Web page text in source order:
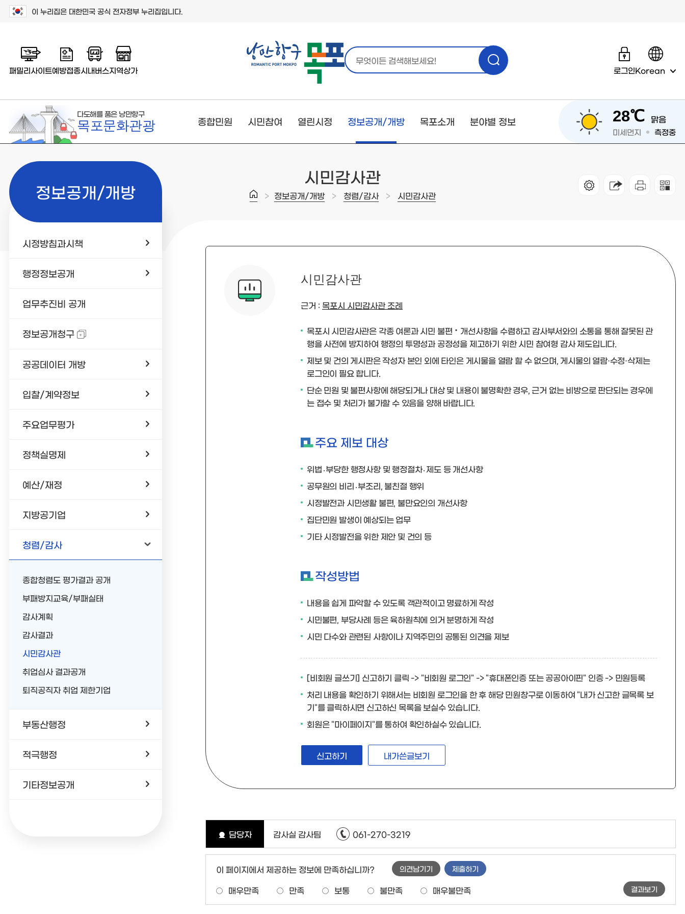
이 누리집은 대한민국 공식 전자정부 누리집입니다.
패밀리사이트예방접종시내버스지역상가 로그인Korean
다도해를 품은 낭만항구
목포문화관광 종합민원 시민참여 열린시정 정보공개/개방 목포소개 분야별 정보 28℃ 맑음
미세먼지 측정중
시민감사관
> 정보공개/개방 > 청렴/감사 > 시민감사관
정보공개/개방
시정방침과시책
행정정보공개
업무추진비 공개
정보공개청구
공공데이터 개방
입찰/계약정보
주요업무평가
정책실명제
예산/재정
지방공기업
청렴/감사
종합청렴도 평가결과 공개
부패방지교육/부패실태
감사계획
감사결과
시민감사관
취업심사 결과공개
퇴직공직자 취업 제한기업
부동산행정
적극행정
기타정보공개
시민감사관
근거 : 목포시 시민감사관 조례
목포시 시민감사관은 각종 여론과 시민 불편‧개선사항을 수렴하고 감사부서와의 소통을 통해 잘못된 관
행을 사전에 방지하여 행정의 투명성과 공정성을 제고하기 위한 시민 참여형 감사 제도입니다.
제보 및 건의 게시판은 작성자 본인 외에 타인은 게시물을 열람 할 수 없으며, 게시물의 열람·수정·삭제는
로그인이 필요 합니다.
단순 민원 및 불편사항에 해당되거나 대상 및 내용이 불명확한 경우, 근거 없는 비방으로 판단되는 경우에
는 접수 및 처리가 불가할 수 있음을 양해 바랍니다.
주요 제보 대상
위법․부당한 행정사항 및 행정절차․제도 등 개선사항
공무원의 비리․부조리, 불친절 행위
시정발전과 시민생활 불편, 불만요인의 개선사항
집단민원 발생이 예상되는 업무
기타 시정발전을 위한 제안 및 건의 등
작성방법
내용을 쉽게 파악할 수 있도록 객관적이고 명료하게 작성
시민불편, 부당사례 등은 육하원칙에 의거 분명하게 작성
시민 다수와 관련된 사항이나 지역주민의 공통된 의견을 제보
[비회원 글쓰기] 신고하기 클릭 -> "비회원 로그인" -> "휴대폰인증 또는 공공아이핀" 인증 -> 민원등록
처리 내용을 확인하기 위해서는 비회원 로그인을 한 후 해당 민원창구로 이동하여 "내가 신고한 글목록 보
기"를 클릭하시면 신고하신 목록을 보실수 있습니다.
회원은 "마이페이지"를 통하여 확인하실수 있습니다.
신고하기 내가쓴글보기
담당자 감사실 감사팀 061-270-3219
이 페이지에서 제공하는 정보에 만족하십니까?
매우만족 만족 보통 불만족 매우불만족
의견남기기 제출하기
결과보기